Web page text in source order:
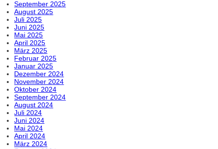
September 2025
August 2025
Juli 2025
Juni 2025
Mai 2025
April 2025
März 2025
Februar 2025
Januar 2025
Dezember 2024
November 2024
Oktober 2024
September 2024
August 2024
Juli 2024
Juni 2024
Mai 2024
April 2024
März 2024